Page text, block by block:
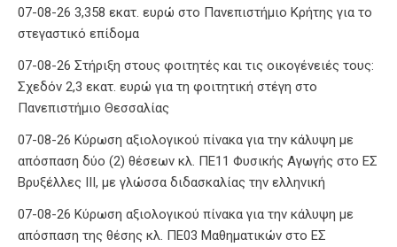
07-08-26 3,358 εκατ. ευρώ στο Πανεπιστήμιο Κρήτης για το
στεγαστικό επίδομα
07-08-26 Στήριξη στους φοιτητές και τις οικογένειές τους:
Σχεδόν 2,3 εκατ. ευρώ για τη φοιτητική στέγη στο
Πανεπιστήμιο Θεσσαλίας
07-08-26 Κύρωση αξιολογικού πίνακα για την κάλυψη με
απόσπαση δύο (2) θέσεων κλ. ΠΕ11 Φυσικής Αγωγής στο ΕΣ
Βρυξέλλες ΙΙΙ, με γλώσσα διδασκαλίας την ελληνική
07-08-26 Κύρωση αξιολογικού πίνακα για την κάλυψη με
απόσπαση της θέσης κλ. ΠΕ03 Μαθηματικών στο ΕΣ